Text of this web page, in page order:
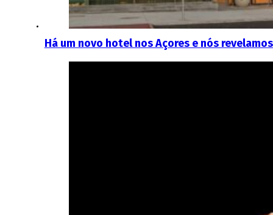
Há um novo hotel nos Açores e nós